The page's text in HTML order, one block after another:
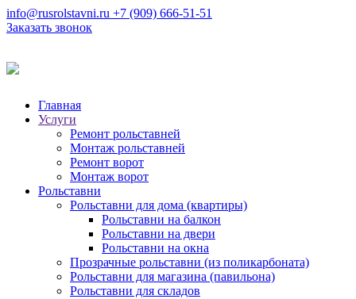
info@rusrolstavni.ru +7 (909) 666-51-51
Заказать звонок
Главная
Услуги
Ремонт рольставней
Монтаж рольставней
Ремонт ворот
Монтаж ворот
Рольставни
Рольcтавни для дома (квартиры)
Рольставни на балкон
Рольставни на двери
Рольставни на окна
Прозрачные рольставни (из поликарбоната)
Рольставни для магазина (павильона)
Рольставни для складов